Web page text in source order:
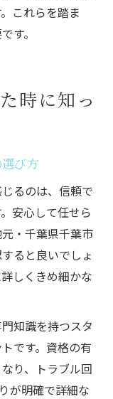
これらを踏ま
す。
時に知っ
び方
るのは、信頼で
安心して任せら
・千葉県千葉市
ると良いでしょ
しくきめ細かな
知識を持つスタ
です。資格の有
り、トラブル回
が明確で詳細な